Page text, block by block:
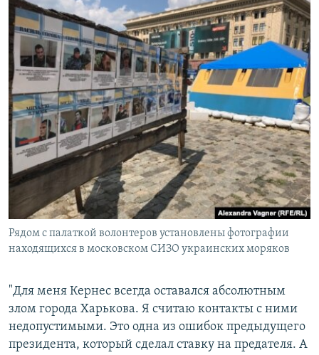
Рядом с палаткой волонтеров установлены фотографии
находящихся в московском СИЗО украинских моряков
"Для меня Кернес всегда оставался абсолютным
злом города Харькова. Я считаю контакты с ними
недопустимыми. Это одна из ошибок предыдущего
президента, который сделал ставку на предателя. А